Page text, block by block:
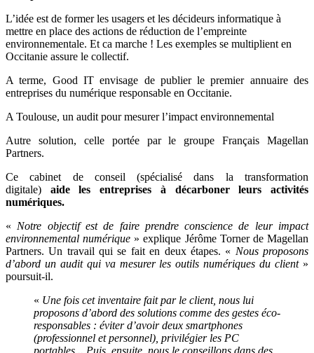
L’idée est de former les usagers et les décideurs informatique à
mettre en place des actions de réduction de l’empreinte
environnementale. Et ca marche ! Les exemples se multiplient en
Occitanie assure le collectif.
A terme, Good IT envisage de publier le premier annuaire des
entreprises du numérique responsable en Occitanie.
A Toulouse, un audit pour mesurer l’impact environnemental
Autre solution, celle portée par le groupe Français Magellan
Partners.
Cecabinet de conseil (spécialisé dans la transformation
digitale) aide les entreprises à décarboner leurs activités
numériques.
« Notre objectif est de faire prendre conscience de leur impact
environnemental numérique » explique Jérôme Torner de Magellan
Partners. Un travail qui se fait en deux étapes. « Nous proposons
d’abord un audit qui va mesurer les outils numériques du client»
poursuit-il.
« Une fois cet inventaire fait par le client, nous lui
proposons d’abord des solutions comme des gestes éco-
responsables : éviter d’avoir deux smartphones
(professionnel et personnel), privilégier les PC